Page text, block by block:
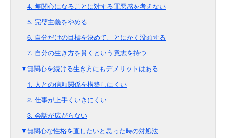
4. 無関心になることに対する罪悪感を考えない
5. 完璧主義をやめる
6. 自分だけの目標を決めて、とにかく没頭する
7. 自分の生き方を貫くという意志を持つ
▼無関心を続ける生き方にもデメリットはある
1. 人との信頼関係を構築しにくい
2. 仕事が上手くいきにくい
3. 会話が広がらない
▼無関心な性格を直したいと思った時の対処法